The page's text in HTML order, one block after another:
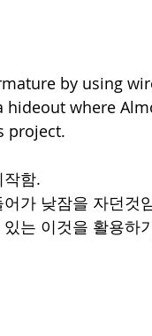
by using
hideout where
project.
함.
가 낮잠을 자던것
는 이것을 활용하